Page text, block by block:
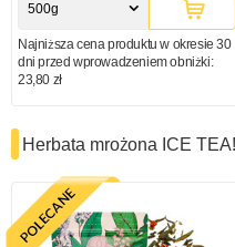
500g
Najniższa cena produktu w okresie 30
dni przed wprowadzeniem obniżki:
23,80 zł
Herbata mrożona ICE TEA!